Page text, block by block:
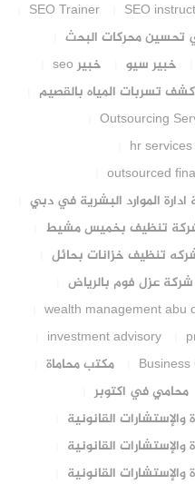
SEO
SEO Trainer
محركات البحث
خبير سيو
خبير seo
كشف تسربات المياه بالقصيم
Outsourcing
hr
outsourced
الموارد البشرية في دبي
تنظيف بخميس مشيط
تنظيف خزانات بحائل
شركة عزل فوم بالرياض
wealth management abu
investment advisory
مكتب محاماة
محامي في اكتوبر
القانونية
القانونية
القانونية